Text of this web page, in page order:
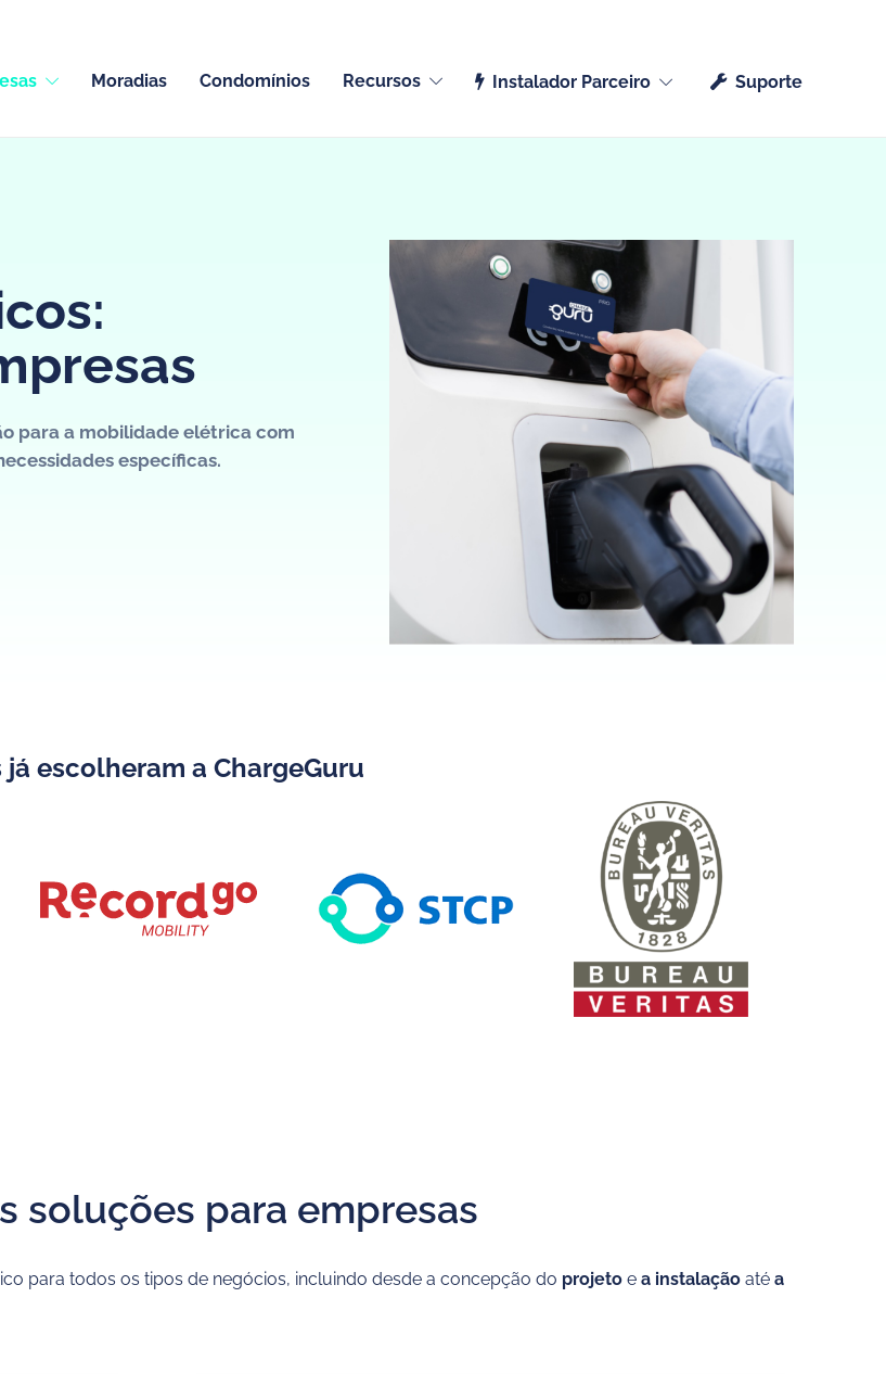
Moradias Condomínios Recursos Instalador Parceiro Suporte
para a mobilidade elétrica com
específicas.
já escolheram a ChargeGuru
soluções para empresas
para todos os tipos de negócios, incluindo desde a concepção do projeto e a instalação até a